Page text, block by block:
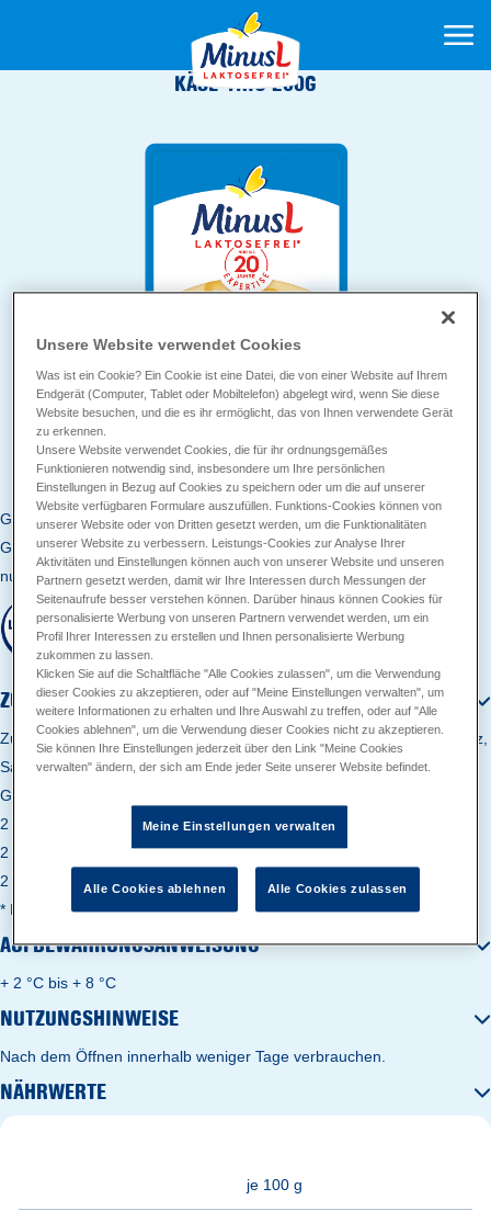
KÄSE-TRIO 200G
Genussvielfalt für Käseliebhaber: Der MinusL Käseaufschnitt bietet
Gouda, Tilsiter und Emmentaler – von mild-aromatisch bis pikant-
nussig. Natürlich laktosefrei.
ZUTATEN
Zutaten Gouda, Tilsiter und Emmentaler: (pasteurisierte) MILCH, Salz,
Säuerungskulturen, mikrobieller Labaustauschstoff
Gemischter Käseaufschnitt:
2 Scheiben Gouda 48 % Fett i. Tr.,
2 Scheiben Tilsiter 45 % Fett i. Tr.,
2 Scheiben Emmentaler 45 % Fett i. Tr.
* Laktose < 0,1 g / 100 g
AUFBEWAHRUNGSANWEISUNG
+ 2 °C bis + 8 °C
NUTZUNGSHINWEISE
Nach dem Öffnen innerhalb weniger Tage verbrauchen.
NÄHRWERTE
je 100 g
Unsere Website verwendet Cookies
Was ist ein Cookie? Ein Cookie ist eine Datei, die von einer Website auf Ihrem
Endgerät (Computer, Tablet oder Mobiltelefon) abgelegt wird, wenn Sie diese
Website besuchen, und die es ihr ermöglicht, das von Ihnen verwendete Gerät
zu erkennen.
Unsere Website verwendet Cookies, die für ihr ordnungsgemäßes
Funktionieren notwendig sind, insbesondere um Ihre persönlichen
Einstellungen in Bezug auf Cookies zu speichern oder um die auf unserer
Website verfügbaren Formulare auszufüllen. Funktions-Cookies können von
unserer Website oder von Dritten gesetzt werden, um die Funktionalitäten
unserer Website zu verbessern. Leistungs-Cookies zur Analyse Ihrer
Aktivitäten und Einstellungen können auch von unserer Website und unseren
Partnern gesetzt werden, damit wir Ihre Interessen durch Messungen der
Seitenaufrufe besser verstehen können. Darüber hinaus können Cookies für
personalisierte Werbung von unseren Partnern verwendet werden, um ein
Profil Ihrer Interessen zu erstellen und Ihnen personalisierte Werbung
zukommen zu lassen.
Klicken Sie auf die Schaltfläche "Alle Cookies zulassen", um die Verwendung
dieser Cookies zu akzeptieren, oder auf "Meine Einstellungen verwalten", um
weitere Informationen zu erhalten und Ihre Auswahl zu treffen, oder auf "Alle
Cookies ablehnen", um die Verwendung dieser Cookies nicht zu akzeptieren.
Sie können Ihre Einstellungen jederzeit über den Link "Meine Cookies
verwalten" ändern, der sich am Ende jeder Seite unserer Website befindet.
Meine Einstellungen verwalten
Alle Cookies ablehnen Alle Cookies zulassen